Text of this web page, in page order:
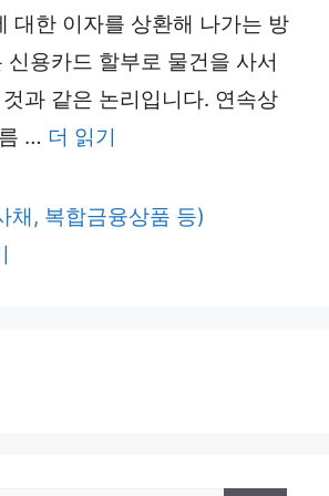
대한 이자를 상환해 나가는 방
신용카드 할부로 물건을 사서
과 같은 논리입니다. 연속상
… 더 읽기
채, 복합금융상품 등)